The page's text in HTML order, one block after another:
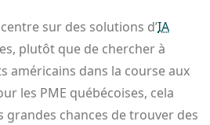
sur des solutions d’IA
plutôt que de chercher à
américains dans la course aux
les PME québécoises, cela
grandes chances de trouver des